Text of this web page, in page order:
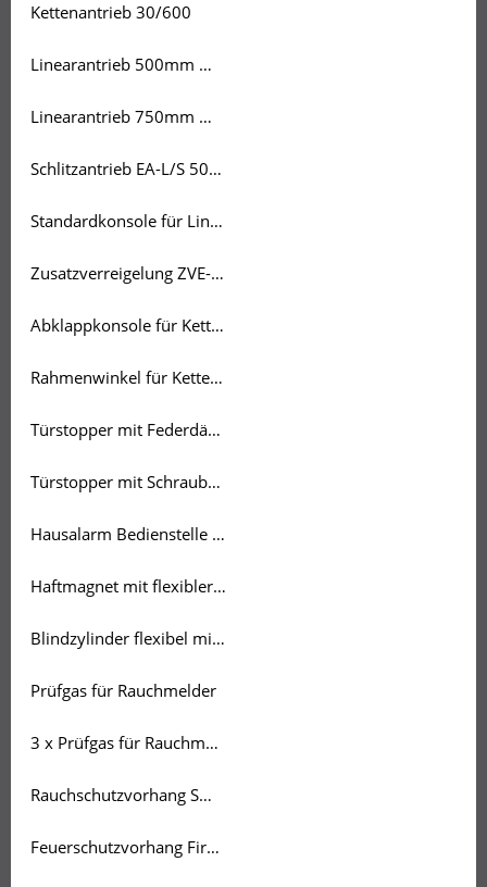
Kettenantrieb 30/600
Linearantrieb 500mm mit Konsole
Linearantrieb 750mm mit Konsole
Schlitzantrieb EA-L/S 500/300 mm
Standardkonsole für Linearantriebe
Zusatzverreigelung ZVE-UNI-A
Abklappkonsole für Kettenantriebe 350 & 500
Rahmenwinkel für Kettenantrieb
Türstopper mit Federdämpfung
Türstopper mit Schraube und Dübel
Hausalarm Bedienstelle blau
Haftmagnet mit flexibler Gegenplatte 50
Blindzylinder flexibel mit Schraube
Prüfgas für Rauchmelder
3 x Prüfgas für Rauchmelder
Rauchschutzvorhang Smoke Protec Angebot
Feuerschutzvorhang Fire Protec Angebot